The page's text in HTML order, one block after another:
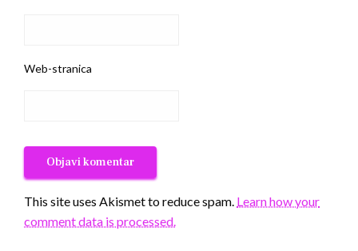
Web-stranica
This site uses Akismet to reduce spam. Learn how your
comment data is processed.